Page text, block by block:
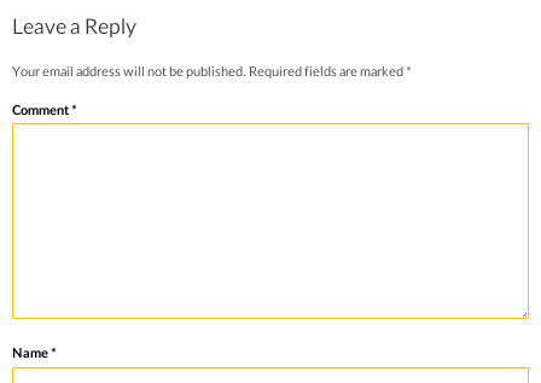
Leave a Reply
Your email address will not be published. Required fields are marked*
Comment*
Name*